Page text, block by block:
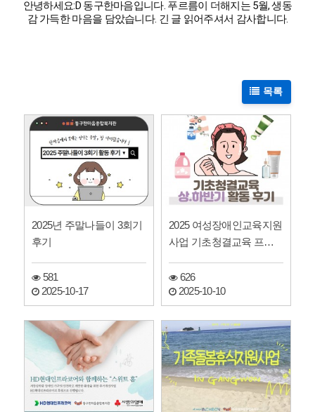
안녕하세요:D 동구한마음입니다. 푸르름이 더해지는 5월, 생동
감 가득한 마음을 담았습니다. 긴 글 읽어주셔서 감사합니다.
목록
2025년 주말나들이 3회기
후기
581
2025-10-17
2025 여성장애인교육지원
사업 기초청결교육 프로
626
2025-10-10